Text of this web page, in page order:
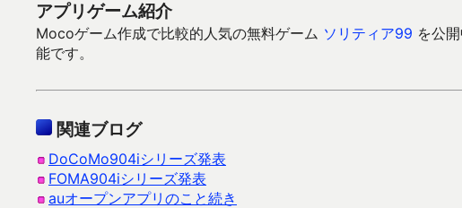
アプリゲーム紹介
Mocoゲーム作成で比較的人気の無料ゲーム ソリティア99 を公
能です。
関連ブログ
DoCoMo904iシリーズ発表
FOMA904iシリーズ発表
auオープンアプリのこと続き